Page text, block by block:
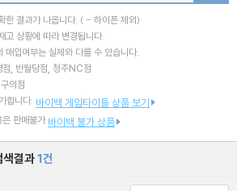
한 결과가 나옵니다. ( - 하이픈 제외)
고 상황에 따라 변경됩니다.
매입여부는 실제와 다를 수 있습니다.
점, 반월당점, 청주NC점
의점
합니다. 바이백 게임타이틀 상품 보기
판매불가 바이백 불가 상품
색결과1건